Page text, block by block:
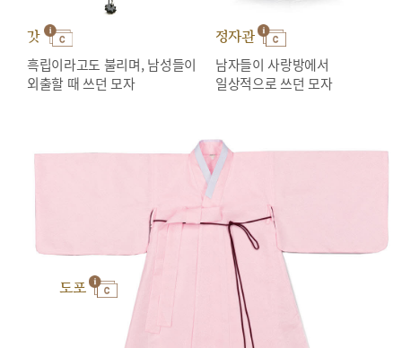
갓
흑립이라고도 불리며, 남성들이
외출할 때 쓰던 모자
정자관
남자들이 사랑방에서
일상적으로 쓰던 모자
도포